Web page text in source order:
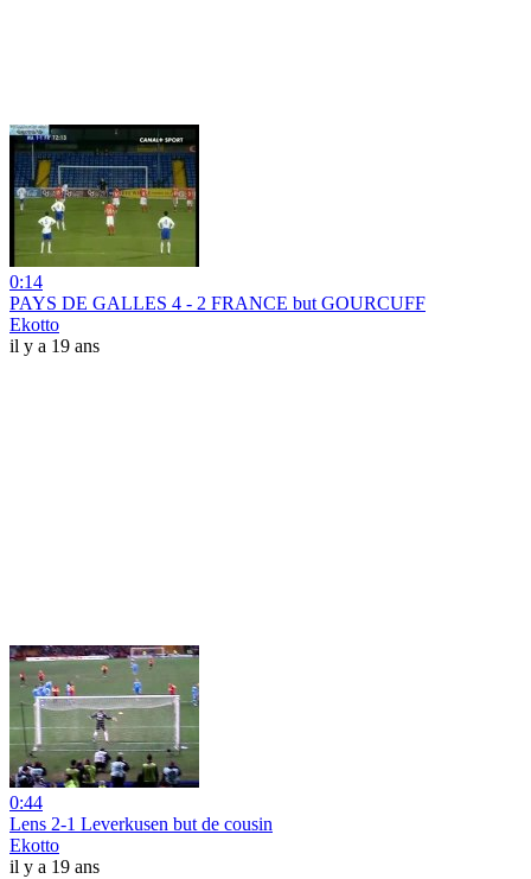
0:14
PAYS DE GALLES 4 - 2 FRANCE but GOURCUFF
Ekotto
il y a 19 ans
0:44
Lens 2-1 Leverkusen but de cousin
Ekotto
il y a 19 ans